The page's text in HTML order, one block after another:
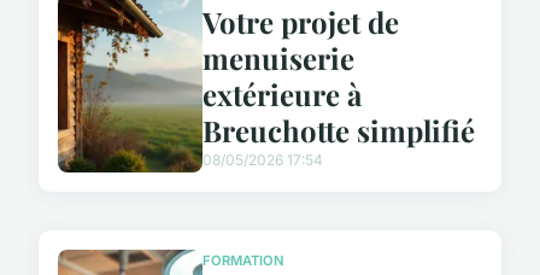
Votre projet de
menuiserie
extérieure à
Breuchotte simplifié
08/05/2026 17:54
FORMATION